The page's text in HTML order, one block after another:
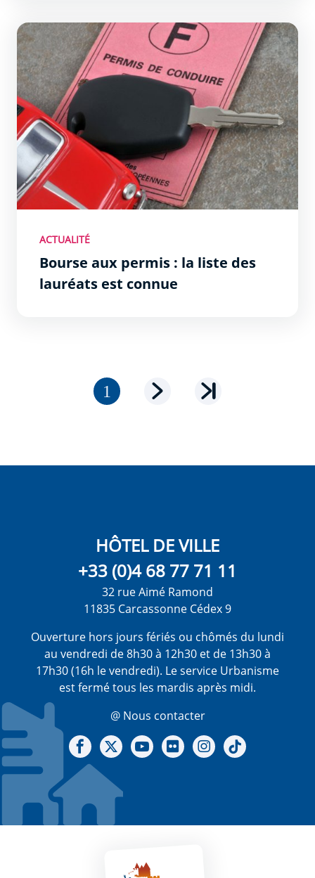
Bourse aux permis : la liste des lauréats est connue
ACTUALITÉ
Bourse aux permis : la liste des
lauréats est connue
Page courantePage suivante
HÔTEL DE VILLE
+33 (0)4 68 77 71 11
32 rue Aimé Ramond
11835 Carcassonne Cédex 9
Ouverture hors jours fériés ou chômés du lundi
au vendredi de 8h30 à 12h30 et de 13h30 à
17h30 (16h le vendredi). Le service Urbanisme
est fermé tous les mardis après midi.
@ Nous contacter
Notre Facebook
Notre X - (twitter)
Notre chaine Youtube
Notre Gallerie sur Flickr
Notre Instagram